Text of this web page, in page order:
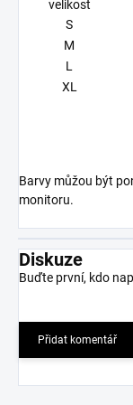
velikost
S
M
L
XL
Barvy můžou být
monitoru.
Diskuze
Buďte první, kdo
Přidat komentář